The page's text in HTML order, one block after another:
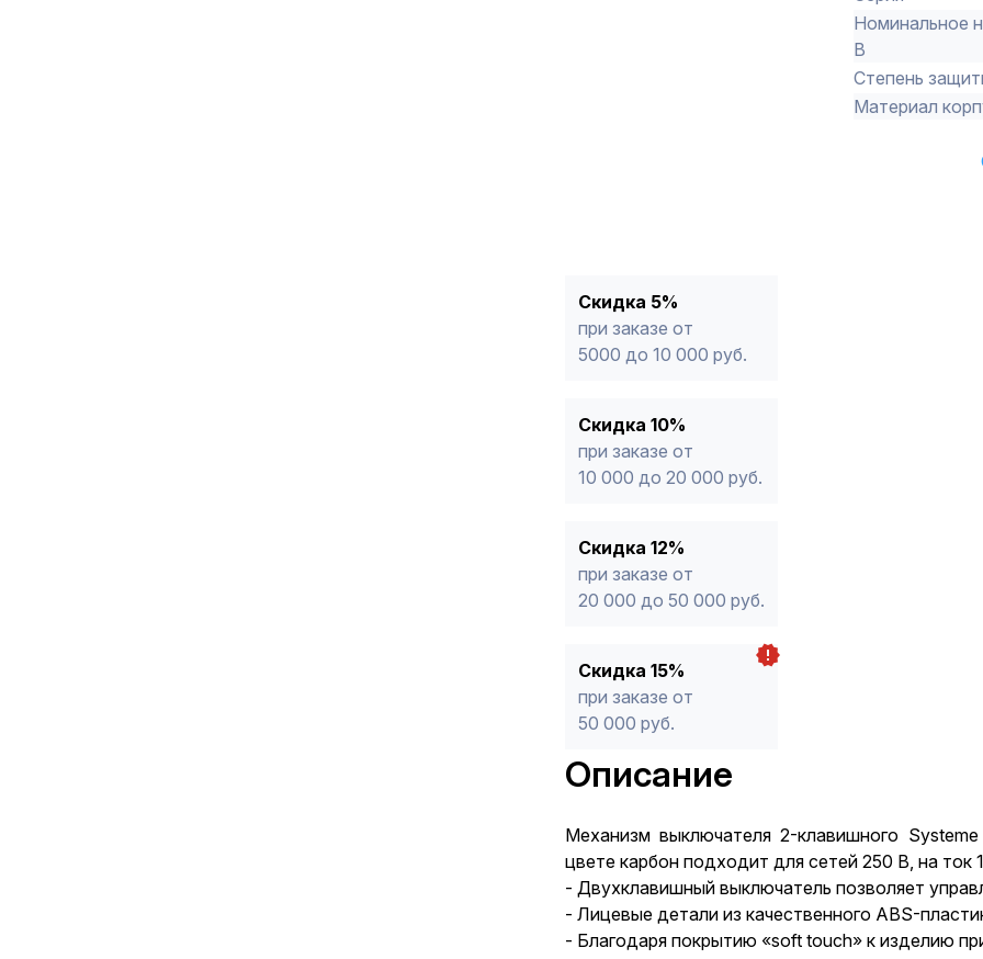
Номинальное
В
Степень
Материал
Скидка 5%
при заказе от
5000 до 10 000 руб.
Скидка 10%
при заказе от
10 000 до 20 000 руб.
Скидка 12%
при заказе от
20 000 до 50 000 руб.
Скидка 15%
при заказе от
50 000 руб.
Описание
Механизм выключателя 2-клавишного
цвете карбон подходит для сетей 250 В, на ток
- Двухклавишный выключатель позволяет
- Лицевые детали из качественного ABS-
- Благодаря покрытию «soft touch» к изделию